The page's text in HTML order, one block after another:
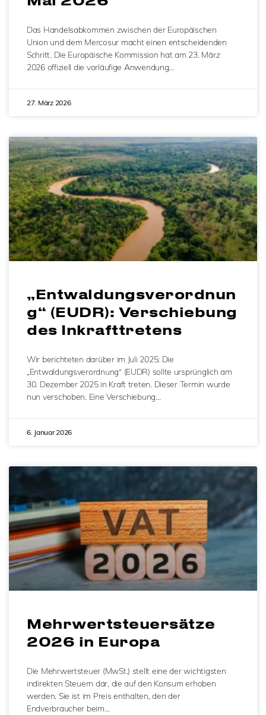
Das Handelsabkommen zwischen der Europäischen
Union und dem Mercosur macht einen entscheidenden
Schritt. Die Europäische Kommission hat am 23. März
2026 offiziell die vorläufige Anwendung…
27. März 2026
„Entwaldungsverordnun
g“ (EUDR): Verschiebung
des Inkrafttretens
Wir berichteten darüber im Juli 2025: Die
„Entwaldungsverordnung“ (EUDR) sollte ursprünglich am
30. Dezember 2025 in Kraft treten. Dieser Termin wurde
nun verschoben. Eine Verschiebung…
6. Januar 2026
Mehrwertsteuersätze
2026 in Europa
Die Mehrwertsteuer (MwSt.) stellt eine der wichtigsten
indirekten Steuern dar, die auf den Konsum erhoben
werden. Sie ist im Preis enthalten, den der
Endverbraucher beim…